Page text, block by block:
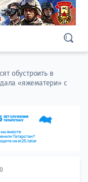
обустроить в
«яжематери» с
0